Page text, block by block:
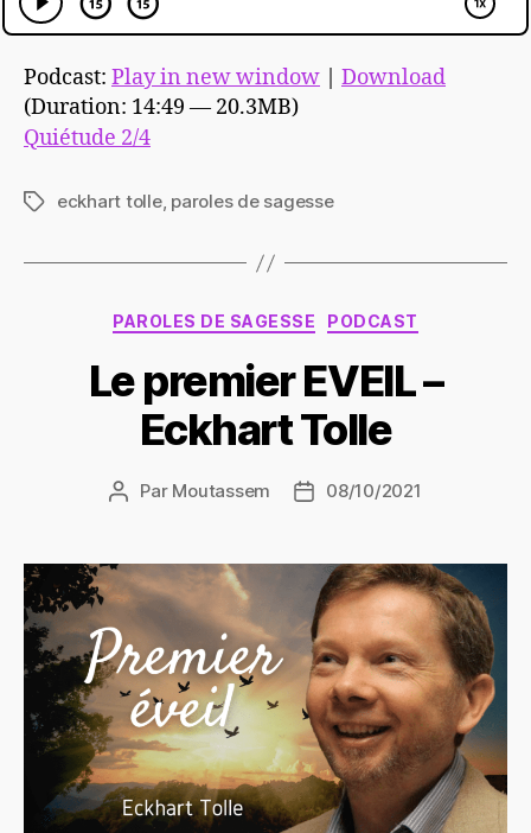
Podcast: Play in new window
Download
(Duration: 14:49 — 20.3MB)
Quiétude 2/4
Étiquettes
eckhart tolle, paroles de sagesse
Catégories
PAROLES DE SAGESSE PODCAST
Le premier EVEIL –
Eckhart Tolle
Auteur
Par Moutassem
Date08/10/2021